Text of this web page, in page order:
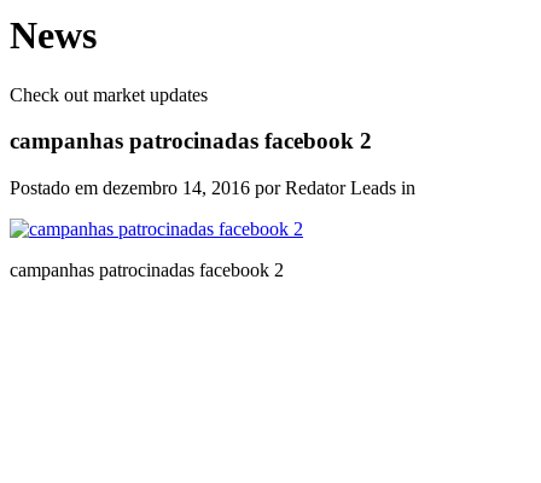
News
Check out market updates
campanhas patrocinadas facebook 2
Postado em dezembro 14, 2016 por Redator Leads in
campanhas patrocinadas facebook 2